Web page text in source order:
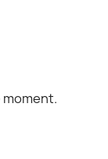
moment.